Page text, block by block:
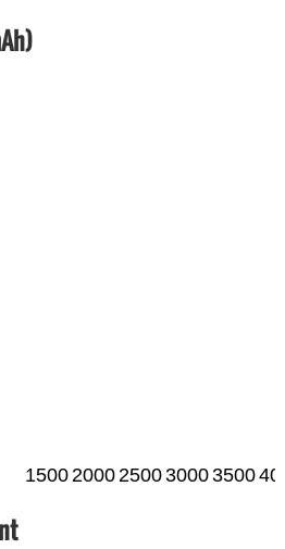
15002000250030003500